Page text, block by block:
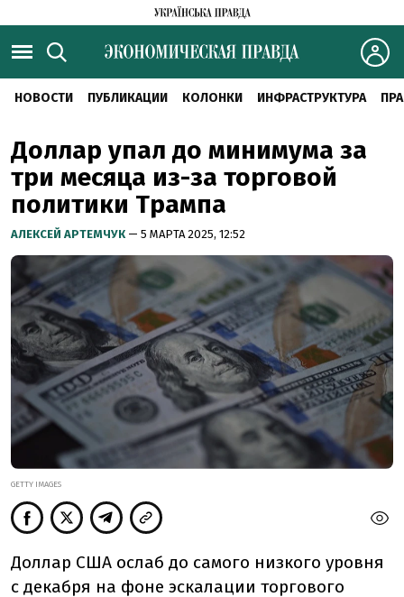
НОВОСТИ ПУБЛИКАЦИИ КОЛОНКИ ИНФРАСТРУКТУРА
Доллар упал до минимума за
три месяца из-за торговой
политики Трампа
АЛЕКСЕЙ АРТЕМЧУК — 5 МАРТА 2025, 12:52
GETTY IMAGES
Доллар США ослаб до самого низкого уровня
с декабря на фоне эскалации торгового